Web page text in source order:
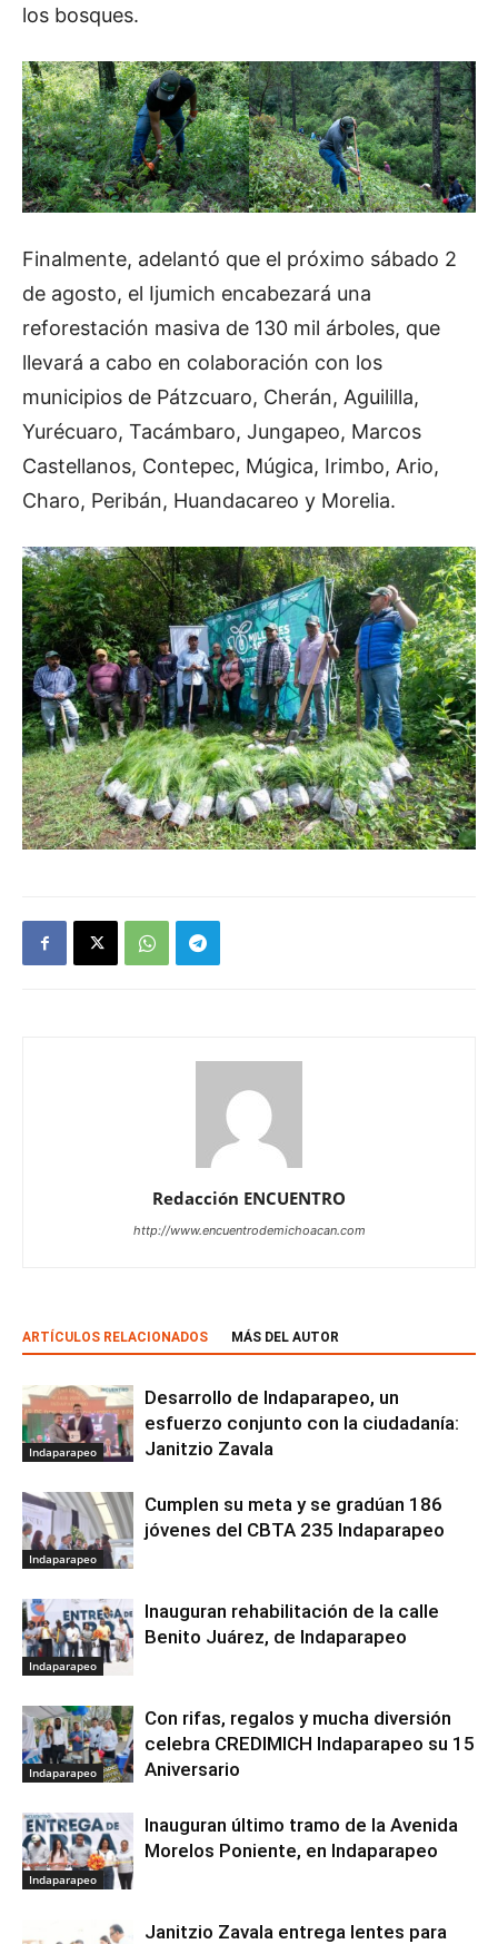
los bosques.
Finalmente, adelantó que el próximo sábado 2
de agosto, el Ijumich encabezará una
reforestación masiva de 130 mil árboles, que
llevará a cabo en colaboración con los
municipios de Pátzcuaro, Cherán, Aguililla,
Yurécuaro, Tacámbaro, Jungapeo, Marcos
Castellanos, Contepec, Múgica, Irimbo, Ario,
Charo, Peribán, Huandacareo y Morelia.
Redacción ENCUENTRO
http://www.encuentrodemichoacan.com
ARTÍCULOS RELACIONADOS MÁS DEL AUTOR
Indaparapeo
Desarrollo de Indaparapeo, un
esfuerzo conjunto con la ciudadanía:
Janitzio Zavala
Indaparapeo
Cumplen su meta y se gradúan 186
jóvenes del CBTA 235 Indaparapeo
Indaparapeo
Inauguran rehabilitación de la calle
Benito Juárez, de Indaparapeo
Indaparapeo
Con rifas, regalos y mucha diversión
celebra CREDIMICH Indaparapeo su 15
Aniversario
Indaparapeo
Inauguran último tramo de la Avenida
Morelos Poniente, en Indaparapeo
Janitzio Zavala entrega lentes para